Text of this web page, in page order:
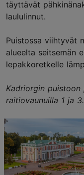
täyttävät
laululinnut.
Puistossa viihtyvät
alueelta seitsemän
lepakkoretkelle
Kadriorgin puistoon
raitiovaunuilla 1 ja 3.